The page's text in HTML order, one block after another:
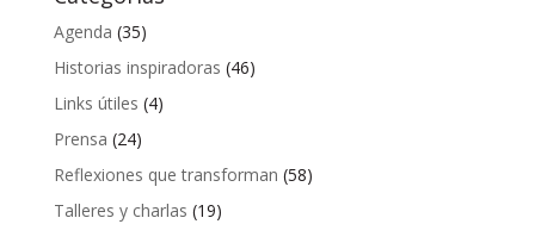
Agenda (35)
Historias inspiradoras (46)
Links útiles (4)
Prensa (24)
Reflexiones que transforman (58)
Talleres y charlas (19)